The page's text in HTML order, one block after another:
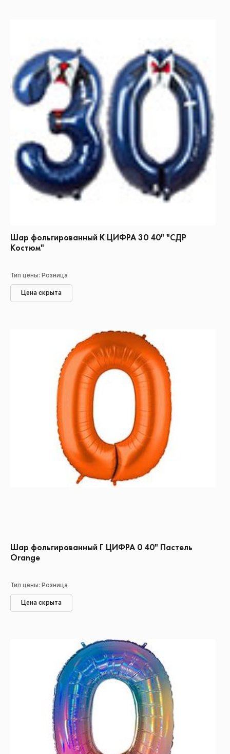
Шар фольгированный К ЦИФРА 30 40" "СДР
Костюм"
Тип цены: Розница
Цена скрыта
Шар фольгированный Г ЦИФРА 0 40" Пастель
Orange
Тип цены: Розница
Цена скрыта